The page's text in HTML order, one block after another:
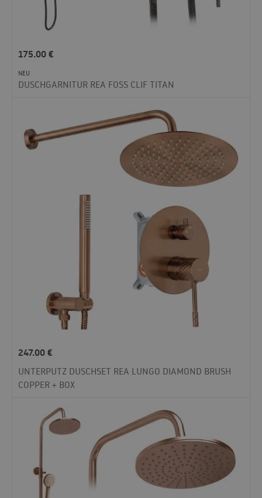
175.00€
NEU
DUSCHGARNITUR REA FOSS CLIF TITAN
247.00€
UNTERPUTZ DUSCHSET REA LUNGO DIAMOND BRUSH
COPPER + BOX